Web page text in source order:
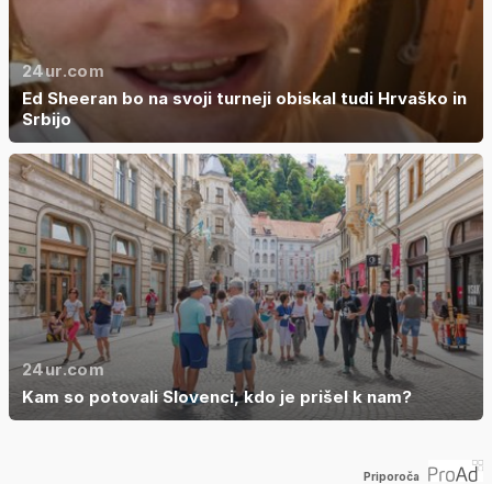
24ur.com
Ed Sheeran bo na svoji turneji obiskal tudi Hrvaško in
Srbijo
24ur.com
Kam so potovali Slovenci, kdo je prišel k nam?
Priporoča